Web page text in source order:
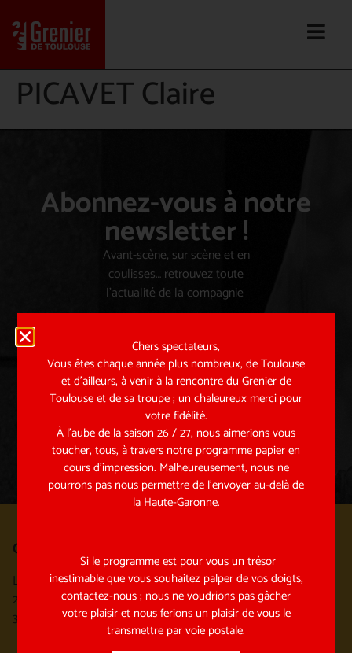
PICAVET Claire
Abonnez-vous à notre
newsletter !
Avant-scène, sur scène et en
coulisses… retrouvez toute
l’actualité de la compagnie
ENVOYER
Où nous trouver ?
La Maison du Grenier
2 rue George Sand
31170 Tournefeuille
Chers spectateurs,
Vous êtes chaque année plus nombreux, de Toulouse
et d’ailleurs, à venir à la rencontre du Grenier de
Toulouse et de sa troupe ; un chaleureux merci pour
votre fidélité.
À l’aube de la saison 26 / 27, nous aimerions vous
toucher, tous, à travers notre programme papier en
cours d’impression. Malheureusement, nous ne
pourrons pas nous permettre de l’envoyer au-delà de
la Haute-Garonne.
Si le programme est pour vous un trésor
inestimable que vous souhaitez palper de vos doigts,
contactez-nous ; nous ne voudrions pas gâcher
votre plaisir et nous ferions un plaisir de vous le
transmettre par voie postale.